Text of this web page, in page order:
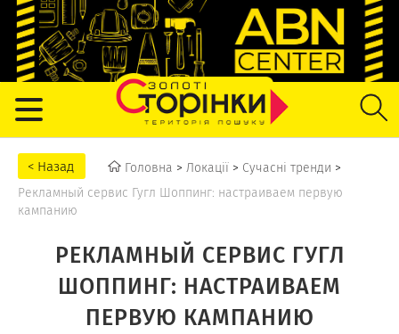
Головна > Локації > Сучасні тренди >
Рекламный сервис Гугл Шоппинг: настраиваем первую
кампанию
РЕКЛАМНЫЙ СЕРВИС ГУГЛ
ШОППИНГ: НАСТРАИВАЕМ
ПЕРВУЮ КАМПАНИЮ